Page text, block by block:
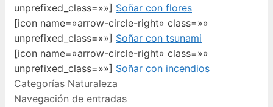
unprefixed_class=»»] Soñar con flores
[icon name=»arrow-circle-right» class=»»
unprefixed_class=»»] Soñar con tsunami
[icon name=»arrow-circle-right» class=»»
unprefixed_class=»»] Soñar con incendios
Categorías Naturaleza
Navegación de entradas